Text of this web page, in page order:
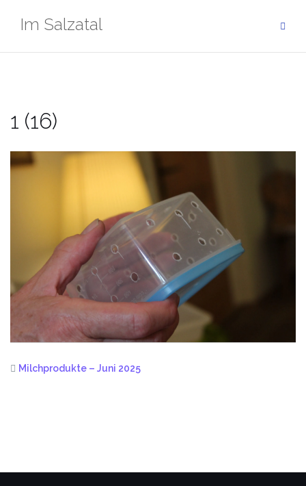
InhaltIm Salzatal
1 (16)
Milchprodukte – Juni 2025